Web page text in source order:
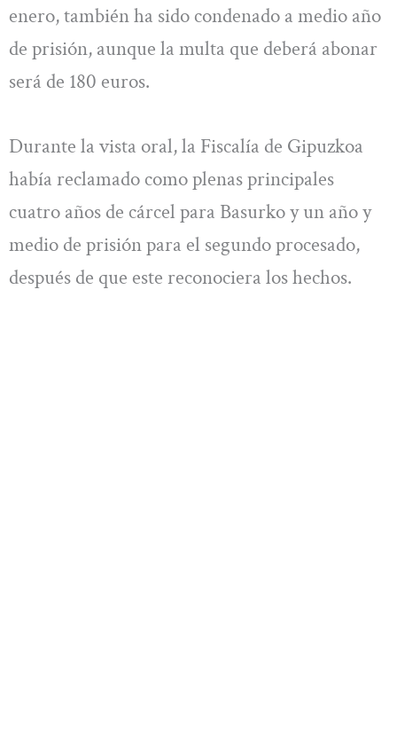
enero, también ha sido condenado a medio año
de prisión, aunque la multa que deberá abonar
será de 180 euros.
Durante la vista oral, la Fiscalía de Gipuzkoa
había reclamado como plenas principales
cuatro años de cárcel para Basurko y un año y
medio de prisión para el segundo procesado,
después de que este reconociera los hechos.